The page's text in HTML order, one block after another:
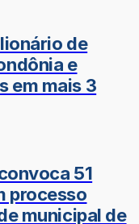
de
e
em mais 3
51
processo
municipal de